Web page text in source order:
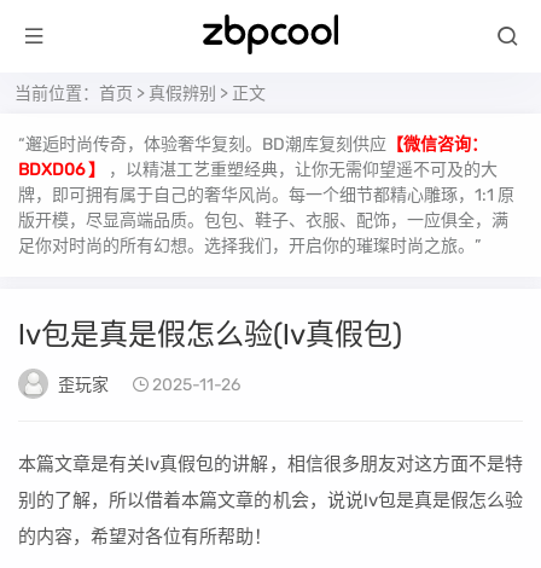
当前位置： 首页 > 真假辨别 > 正文
“邂逅时尚传奇，体验奢华复刻。BD潮库复刻供应 【微信咨询：
BDXD06 】
，以精湛工艺重塑经典，让你无需仰望遥不可及的大
牌，即可拥有属于自己的奢华风尚。每一个细节都精心雕琢，1:1 原
版开模，尽显高端品质。包包、鞋子、衣服、配饰，一应俱全，满
足你对时尚的所有幻想。选择我们，开启你的璀璨时尚之旅。”
lv包是真是假怎么验(lv真假包)
歪玩家 2025-11-26
本篇文章是有关lv真假包的讲解，相信很多朋友对这方面不是特
别的了解，所以借着本篇文章的机会，说说lv包是真是假怎么验
的内容，希望对各位有所帮助！